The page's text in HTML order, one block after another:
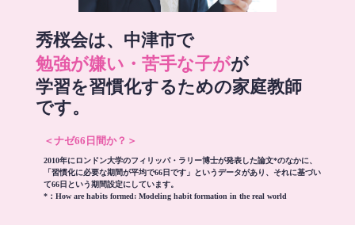
秀桜会は、中津市で
勉強が嫌い・苦手な子がが
学習を習慣化するための家庭教師
です。
＜ナゼ66日間か？＞
2010年にロンドン大学のフィリッパ・ラリー博士が発表した論文*のなかに、
「習慣化に必要な期間が平均で66日です」というデータがあり、それに基づい
て66日という期間設定にしています。
*： How are habits formed: Modeling habit formation in the real world